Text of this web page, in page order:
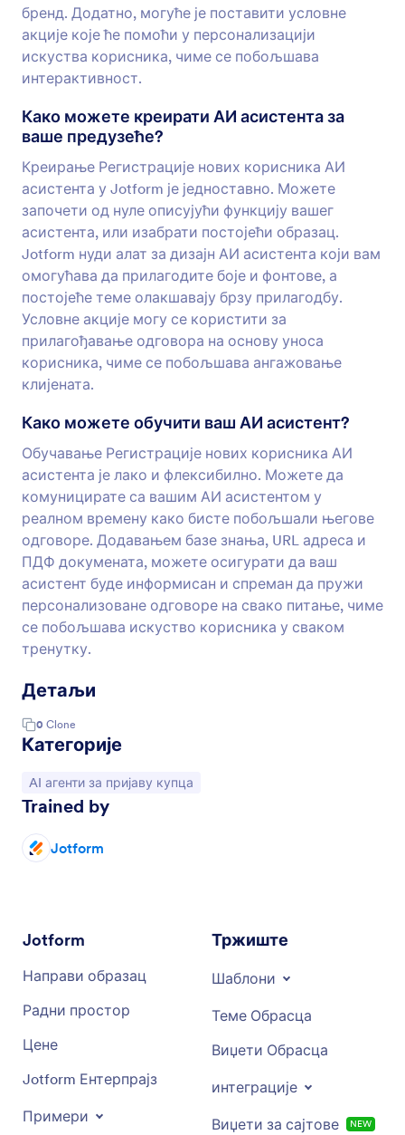
бренд. Додатно, могуће је поставити условне
акције које ће помоћи у персонализацији
искуства корисника, чиме се побољшава
интерактивност.
Како можете креирати АИ асистента за
ваше предузеће?
Креирање Регистрације нових корисника АИ
асистента у Jotform је једноставно. Можете
започети од нуле описујући функцију вашег
асистента, или изабрати постојећи образац.
Jotform нуди алат за дизајн АИ асистента који вам
омогућава да прилагодите боје и фонтове, а
постојеће теме олакшавају брзу прилагодбу.
Условне акције могу се користити за
прилагођавање одговора на основу уноса
корисника, чиме се побољшава ангажовање
клијената.
Како можете обучити ваш АИ асистент?
Обучавање Регистрације нових корисника АИ
асистента је лако и флексибилно. Можете да
комуницирате са вашим АИ асистентом у
реалном времену како бисте побољшали његове
одговоре. Додавањем базе знања, URL адреса и
ПДФ докумената, можете осигурати да ваш
асистент буде информисан и спреман да пружи
персонализоване одговоре на свако питање, чиме
се побољшава искуство корисника у сваком
тренутку.
Детаљи
0 Clone
Категорије
Иди на категорију:
AI агенти за пријаву купца
Trained by
Jotform
Jotform
Направи образац
Радни простор
Цене
Jotform Ентерпрајз
Примери
Тржиште
Шаблони
Теме Обрасца
Виџети Обрасца
интеграције
Виџети за сајтове NEW